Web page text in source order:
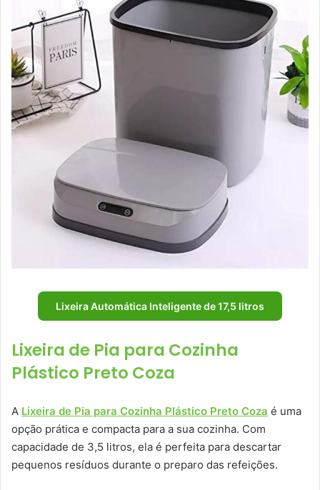
Lixeira Automática Inteligente de 17,5 litros
Lixeira de Pia para Cozinha
Plástico Preto Coza
A Lixeira de Pia para Cozinha Plástico Preto Coza é uma
opção prática e compacta para a sua cozinha. Com
capacidade de 3,5 litros, ela é perfeita para descartar
pequenos resíduos durante o preparo das refeições.